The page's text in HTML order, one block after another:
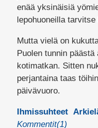
enää yksinäisiä
lepohuoneilla tarvitse
Mutta vielä on
Puolen tunnin päästä
kotimatkan. Sitten
perjantaina taas
päivävuoro.
Ihmissuhteet
Kommentit(1)